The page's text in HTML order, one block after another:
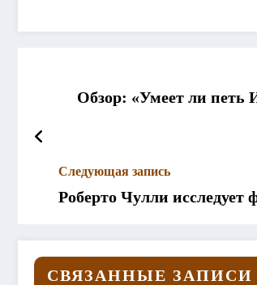
Обзор: «Умеет ли петь
Следующая запись
Роберто Чулли
СВЯЗАННЫЕ ЗАПИСИ